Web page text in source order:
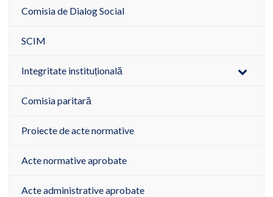
Comisia de Dialog Social
SCIM
Integritate instituțională
Comisia paritară
Proiecte de acte normative
Acte normative aprobate
Acte administrative aprobate